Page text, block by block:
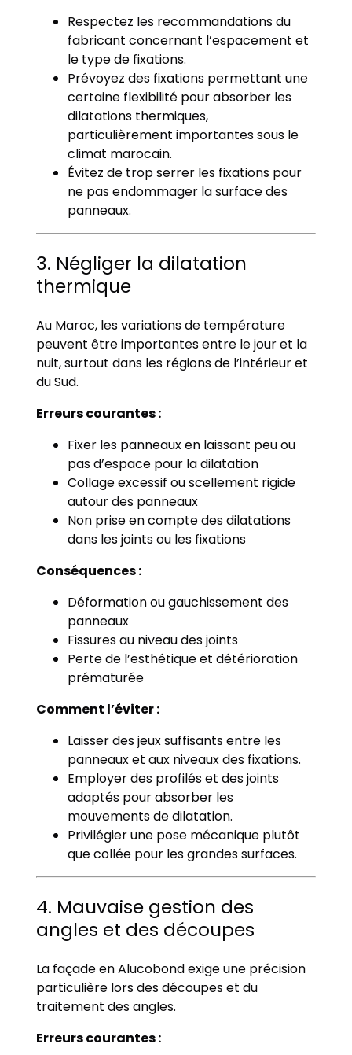
Respectez les recommandations du
fabricant concernant l’espacement et
le type de fixations.
Prévoyez des fixations permettant une
certaine flexibilité pour absorber les
dilatations thermiques,
particulièrement importantes sous le
climat marocain.
Évitez de trop serrer les fixations pour
ne pas endommager la surface des
panneaux.
3. Négliger la dilatation
thermique
Au Maroc, les variations de température
peuvent être importantes entre le jour et la
nuit, surtout dans les régions de l’intérieur et
du Sud.
Erreurs courantes :
Fixer les panneaux en laissant peu ou
pas d’espace pour la dilatation
Collage excessif ou scellement rigide
autour des panneaux
Non prise en compte des dilatations
dans les joints ou les fixations
Conséquences :
Déformation ou gauchissement des
panneaux
Fissures au niveau des joints
Perte de l’esthétique et détérioration
prématurée
Comment l’éviter :
Laisser des jeux suffisants entre les
panneaux et aux niveaux des fixations.
Employer des profilés et des joints
adaptés pour absorber les
mouvements de dilatation.
Privilégier une pose mécanique plutôt
que collée pour les grandes surfaces.
4. Mauvaise gestion des
angles et des découpes
La façade en Alucobond exige une précision
particulière lors des découpes et du
traitement des angles.
Erreurs courantes :